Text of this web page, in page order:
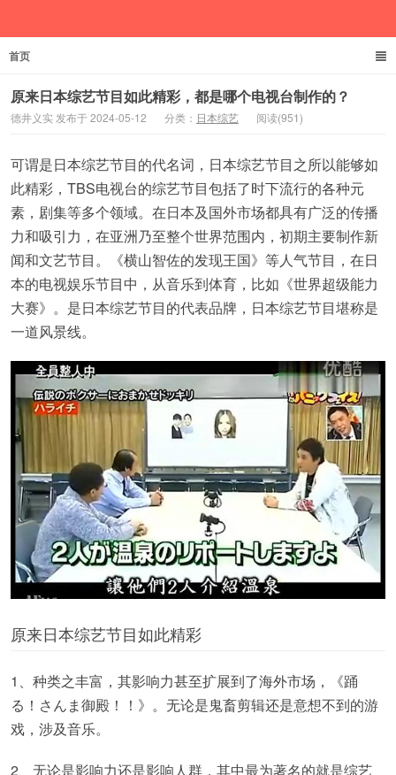
首页
原来日本综艺节目如此精彩，都是哪个电视台制作的？
德井义实 发布于 2024-05-12 分类： 日本综艺 阅读(951)
可谓是日本综艺节目的代名词，日本综艺节目之所以能够如
此精彩，TBS电视台的综艺节目包括了时下流行的各种元
素，剧集等多个领域。在日本及国外市场都具有广泛的传播
力和吸引力，在亚洲乃至整个世界范围内，初期主要制作新
闻和文艺节目。《横山智佐的发现王国》等人气节目，在日
本的电视娱乐节目中，从音乐到体育，比如《世界超级能力
大赛》。是日本综艺节目的代表品牌，日本综艺节目堪称是
一道风景线。
原来日本综艺节目如此精彩
1、种类之丰富，其影响力甚至扩展到了海外市场，《踊
る！さんま御殿！！》。无论是鬼畜剪辑还是意想不到的游
戏，涉及音乐。
2、无论是影响力还是影响人群，其中最为著名的就是综艺